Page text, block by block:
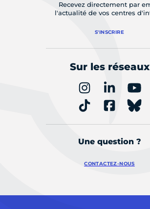
Recevez directement par
l'actualité de vos centres
S'INSCRIRE
Sur les réseaux
Une question ?
CONTACTEZ-NOUS